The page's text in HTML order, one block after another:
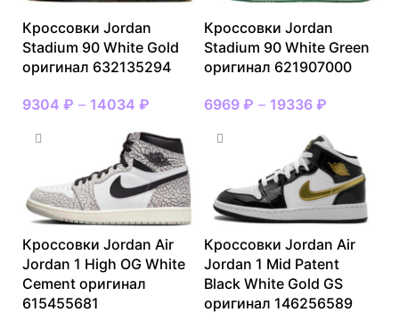
Кроссовки Jordan
Stadium 90 White Gold
оригинал 632135294
9304 ₽ – 14034 ₽
Кроссовки Jordan
Stadium 90 White Green
оригинал 621907000
6969 ₽ – 19336 ₽
Кроссовки Jordan Air
Jordan 1 High OG White
Cement оригинал
615455681
Кроссовки Jordan Air
Jordan 1 Mid Patent
Black White Gold GS
оригинал 146256589